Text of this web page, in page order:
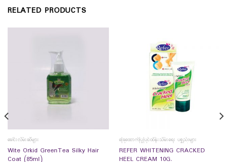
RELATED PRODUCTS
ခေါင်းလိမ်းဆီများ
Wite Orkid GreenTea Silky Hair
Coat (85ml)
ခြေထောက်ပြုပြင်ထိန်းသိမ်းရေး ပစ္စည်းများ
REFER WHITENING CRACKED
HEEL CREAM 10G.